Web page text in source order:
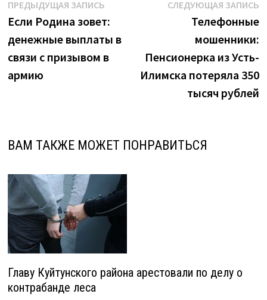
Навигация
по
записям
ПРЕДЫДУЩАЯ ЗАПИСЬПредыдущая
запись:
Если Родина зовет:
денежные выплаты в
связи с призывом в
армию
СЛЕДУЮЩАЯ ЗАПИСЬ
Телефонные
мошенники:
Пенсионерка из Усть-
Илимска потеряла 350
тысяч рублей
ВАМ ТАКЖЕ МОЖЕТ ПОНРАВИТЬСЯ
Главу Куйтунского района арестовали по делу о
контрабанде леса